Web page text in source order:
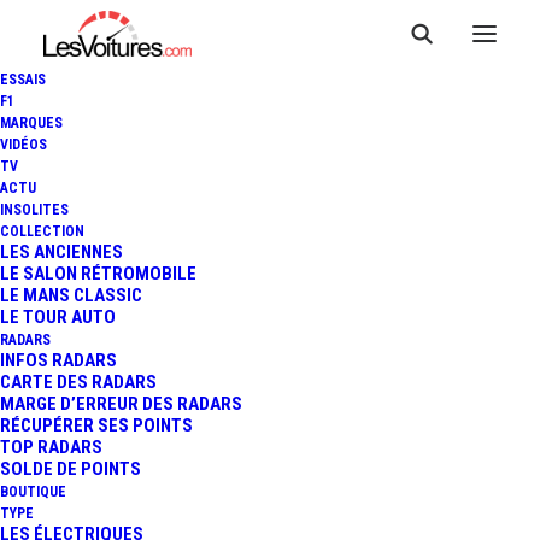
ESSAIS
F1
MARQUES
VIDÉOS
TV
ACTU
INSOLITES
COLLECTION
LES ANCIENNES
LE SALON RÉTROMOBILE
LE MANS CLASSIC
LE TOUR AUTO
RADARS
INFOS RADARS
CARTE DES RADARS
MARGE D’ERREUR DES RADARS
RÉCUPÉRER SES POINTS
TOP RADARS
SOLDE DE POINTS
BOUTIQUE
TYPE
LES ÉLECTRIQUES
27 mars 2015
MASERATI GHIBLI S Q4 :